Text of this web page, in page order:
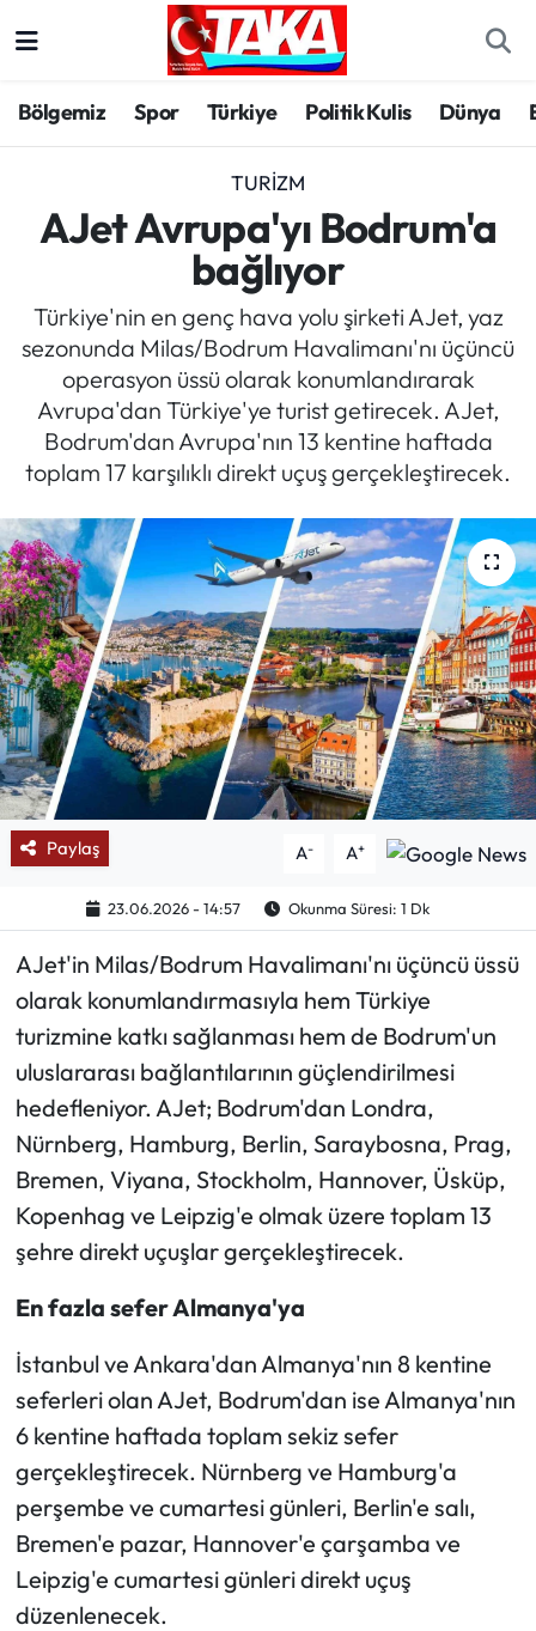
Bölgemiz Spor Türkiye Politik Kulis Dünya
TURIZM
AJet Avrupa'yı Bodrum'a
bağlıyor
Türkiye'nin en genç hava yolu şirketi AJet, yaz
sezonunda Milas/Bodrum Havalimanı'nı üçüncü
operasyon üssü olarak konumlandırarak
Avrupa'dan Türkiye'ye turist getirecek. AJet,
Bodrum'dan Avrupa'nın 13 kentine haftada
toplam 17 karşılıklı direkt uçuş gerçekleştirecek.
Paylaş A- A+
23.06.2026 - 14:57 Okunma Süresi: 1 Dk
AJet'in Milas/Bodrum Havalimanı'nı üçüncü üssü
olarak konumlandırmasıyla hem Türkiye
turizmine katkı sağlanması hem de Bodrum'un
uluslararası bağlantılarının güçlendirilmesi
hedefleniyor. AJet; Bodrum'dan Londra,
Nürnberg, Hamburg, Berlin, Saraybosna, Prag,
Bremen, Viyana, Stockholm, Hannover, Üsküp,
Kopenhag ve Leipzig'e olmak üzere toplam 13
şehre direkt uçuşlar gerçekleştirecek.
En fazla sefer Almanya'ya
İstanbul ve Ankara'dan Almanya'nın 8 kentine
seferleri olan AJet, Bodrum'dan ise Almanya'nın
6 kentine haftada toplam sekiz sefer
gerçekleştirecek. Nürnberg ve Hamburg'a
perşembe ve cumartesi günleri, Berlin'e salı,
Bremen'e pazar, Hannover'e çarşamba ve
Leipzig'e cumartesi günleri direkt uçuş
düzenlenecek.
Spor
Türkiye
Politika
Politik Kulis
Dünya
Magazin
Mektup Galeri
Röportaj
Manşet
Köşe Yazıları
Karikatür Galeri
Spor Yazıları
Mektup Galeri
Ekonomi
Sağlık
Turizm
Teknoloji
Trabzon Hava Durumu
Trabzon Trafik Yoğunluk Haritası
Süper Lig Puan Durumu ve Fikstür
Tüm Manşetler
Son Dakika Haberleri
Haber Arşivi